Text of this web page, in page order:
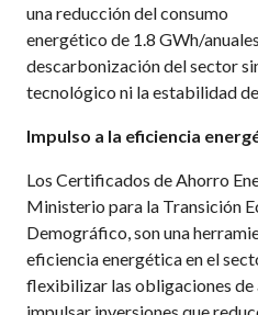
una reducción del consumo
energético de 1.8 GWh/
descarbonización del sector
tecnológico ni la estabilidad
Impulso a la eficiencia
Los Certificados de Ahorro
Ministerio para la Transición
Demográfico, son una
eficiencia energética en el
flexibilizar las obligaciones